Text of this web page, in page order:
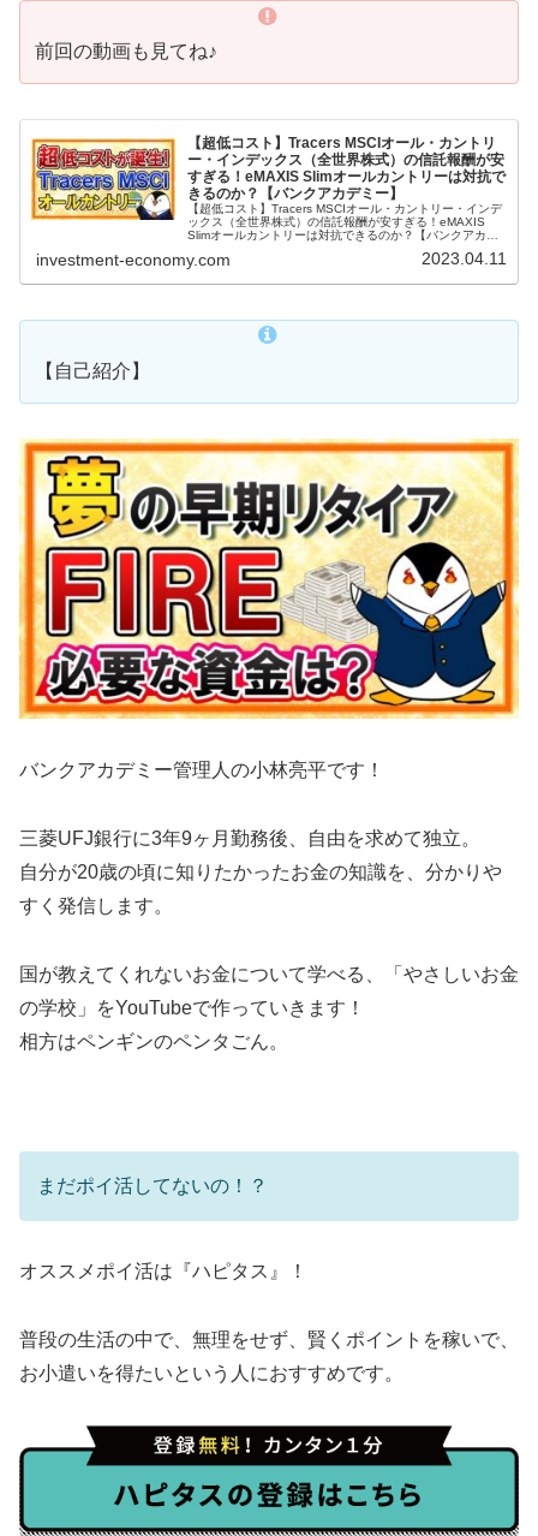
前回の動画も見てね♪
【超低コスト】Tracers MSCIオール・カントリ
ー・インデックス（全世界株式）の信託報酬が安
すぎる！eMAXIS Slimオールカントリーは対抗で
きるのか？【バンクアカデミー】
【超低コスト】Tracers MSCIオール・カントリー・インデ
ックス（全世界株式）の信託報酬が安すぎる！eMAXIS
Slimオールカントリーは対抗できるのか？【バンクアカデ
学校...
investment-economy.com 2023.04.11
【自己紹介】
バンクアカデミー管理人の小林亮平です！
三菱UFJ銀行に3年9ヶ月勤務後、自由を求めて独立。
自分が20歳の頃に知りたかったお金の知識を、分かりや
すく発信します。
国が教えてくれないお金について学べる、「やさしいお金
の学校」をYouTubeで作っていきます！
相方はペンギンのペンタごん。
まだポイ活してないの！？
オススメポイ活は『ハピタス』！
普段の生活の中で、無理をせず、賢くポイントを稼いで、
お小遣いを得たいという人におすすめです。